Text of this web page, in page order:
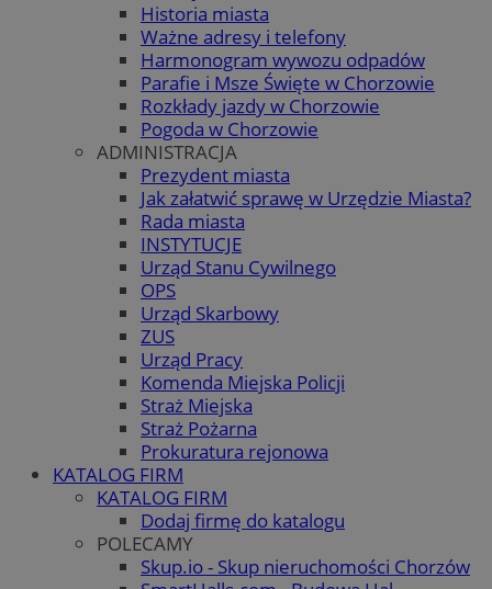
Historia miasta
Ważne adresy i telefony
Harmonogram wywozu odpadów
Parafie i Msze Święte w Chorzowie
Rozkłady jazdy w Chorzowie
Pogoda w Chorzowie
ADMINISTRACJA
Prezydent miasta
Jak załatwić sprawę w Urzędzie Miasta?
Rada miasta
INSTYTUCJE
Urząd Stanu Cywilnego
OPS
Urząd Skarbowy
ZUS
Urząd Pracy
Komenda Miejska Policji
Straż Miejska
Straż Pożarna
Prokuratura rejonowa
KATALOG FIRM
KATALOG FIRM
Dodaj firmę do katalogu
POLECAMY
Skup.io - Skup nieruchomości Chorzów